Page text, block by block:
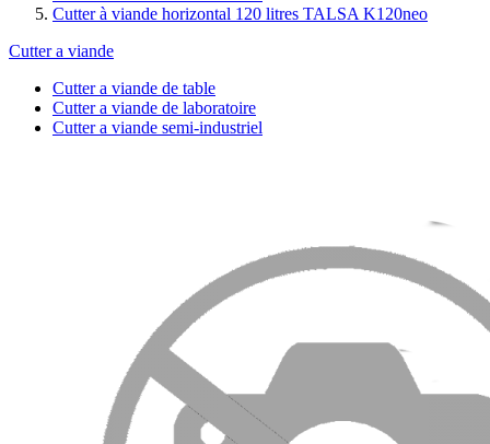
Cutter à viande horizontal 120 litres TALSA K120neo
Cutter a viande
Cutter a viande de table
Cutter a viande de laboratoire
Cutter a viande semi-industriel